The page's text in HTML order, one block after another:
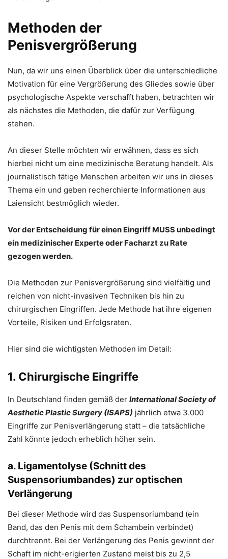
Methoden der
Penisvergrößerung
Nun, da wir uns einen Überblick über die unterschiedliche
Motivation für eine Vergrößerung des Gliedes sowie über
psychologische Aspekte verschafft haben, betrachten wir
als nächstes die Methoden, die dafür zur Verfügung
stehen.
An dieser Stelle möchten wir erwähnen, dass es sich
hierbei nicht um eine medizinische Beratung handelt. Als
journalistisch tätige Menschen arbeiten wir uns in dieses
Thema ein und geben recherchierte Informationen aus
Laiensicht bestmöglich wieder.
Vor der Entscheidung für einen Eingriff MUSS unbedingt
ein medizinischer Experte oder Facharzt zu Rate
gezogen werden.
Die Methoden zur Penisvergrößerung sind vielfältig und
reichen von nicht-invasiven Techniken bis hin zu
chirurgischen Eingriffen. Jede Methode hat ihre eigenen
Vorteile, Risiken und Erfolgsraten.
Hier sind die wichtigsten Methoden im Detail:
1. Chirurgische Eingriffe
In Deutschland finden gemäß der International Society of
Aesthetic Plastic Surgery (ISAPS) jährlich etwa 3.000
Eingriffe zur Penisverlängerung statt – die tatsächliche
Zahl könnte jedoch erheblich höher sein.
a. Ligamentolyse (Schnitt des
Suspensoriumbandes) zur optischen
Verlängerung
Bei dieser Methode wird das Suspensoriumband (ein
Band, das den Penis mit dem Schambein verbindet)
durchtrennt. Bei der Verlängerung des Penis gewinnt der
Schaft im nicht-erigierten Zustand meist bis zu 2,5